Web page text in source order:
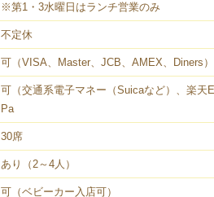
※第1・3水曜日はランチ営業のみ
不定休
可（VISA、Master、JCB、AMEX、Diners）
可（交通系電子マネー（Suicaなど）、楽天
Pa
30席
あり（2～4人）
可（ベビーカー入店可）